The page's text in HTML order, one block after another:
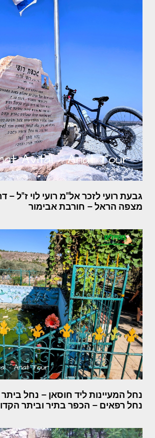
גבעת רועי לזכר אל"מ רועי לוי ז"ל –
מצפה הראל – חורבת אבימור
נחל המעיינות ליד חוסאן – נחל ביתר
נחל רפאים – הכפר בתיר וביתר